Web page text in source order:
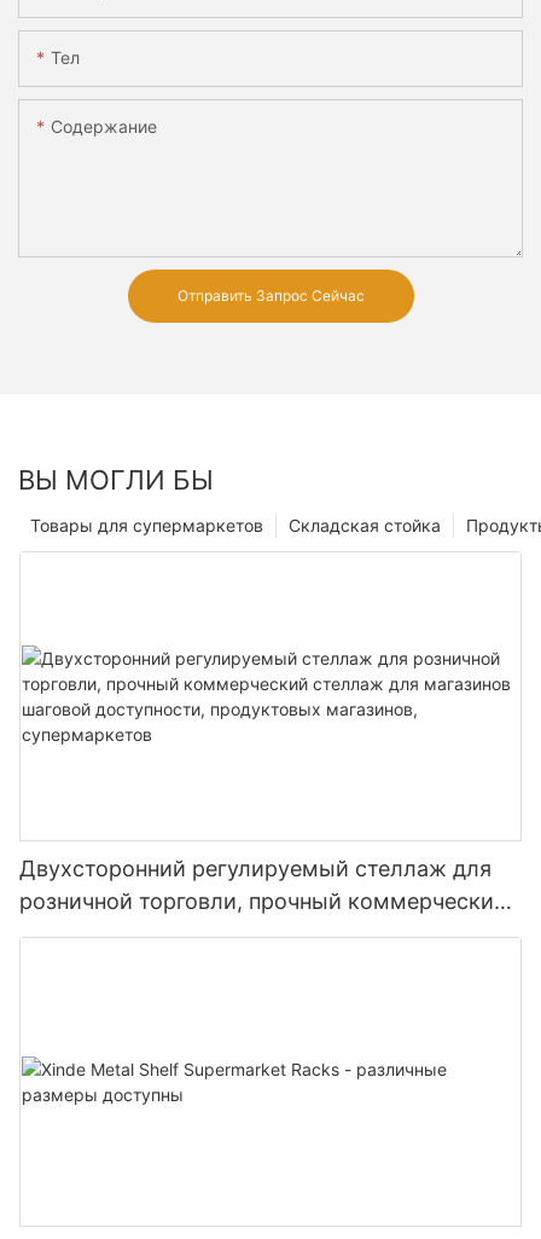
Тел
Содержание
Отправить Запрос Сейчас
ВЫ МОГЛИ БЫ
Складская стойка
Товары для супермаркетов
Двухсторонний регулируемый стеллаж для
розничной торговли, прочный коммерческий
стеллаж для магазинов шаговой доступности,